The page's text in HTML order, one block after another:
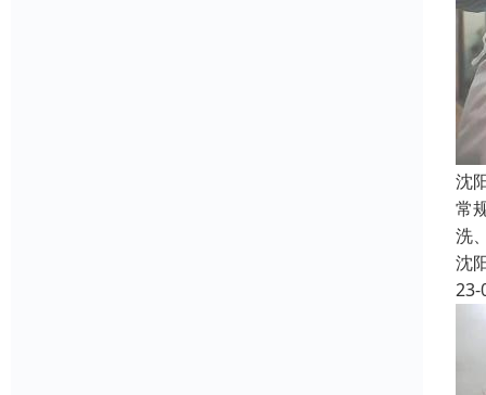
沈
常
洗
沈
23-